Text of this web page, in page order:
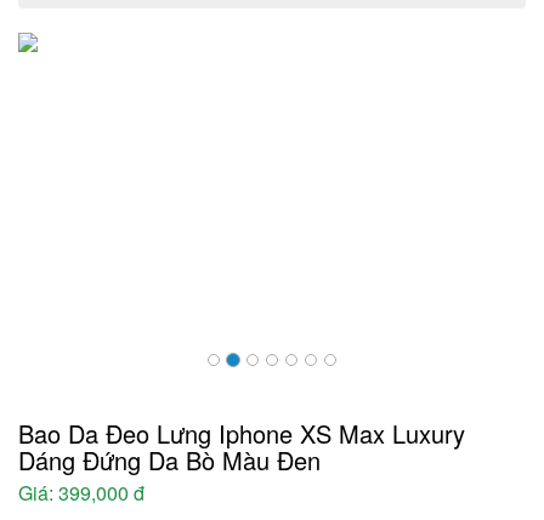
Bao Da Đeo Lưng Iphone XS Max Luxury
Dáng Đứng Da Bò Màu Đen
Giá: 399,000 đ